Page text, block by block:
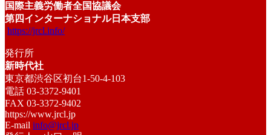
国際主義労働者全国協議会
第四インターナショナル日本支部
https://jrcl.info/
発行所
新時代社
東京都渋谷区初台1-50-4-103
電話 03-3372-9401
FAX 03-3372-9402
https://www.jrcl.jp
E-mail info@jrcl.jp